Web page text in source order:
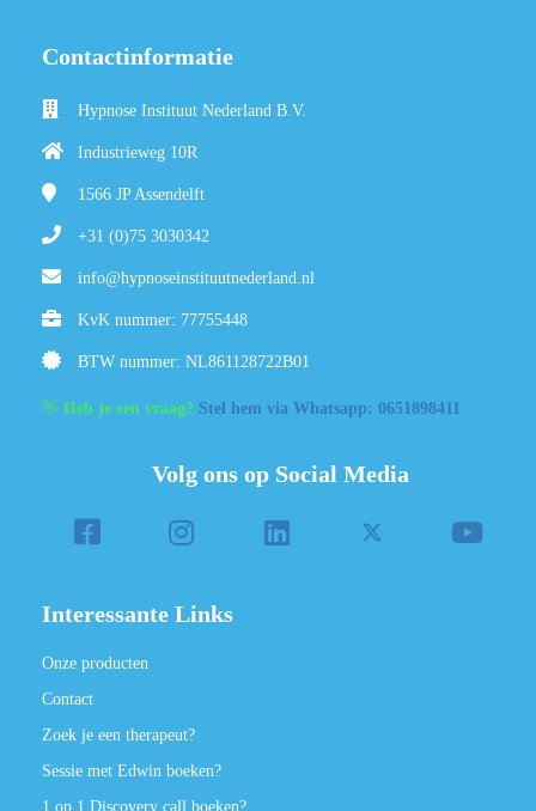
Contactinformatie
Hypnose Instituut Nederland B.V.
Industrieweg 10R
1566 JPAssendelft
+31 (0)75 3030342
info@hypnoseinstituutnederland.nl
KvK nummer: 77755448
BTW nummer: NL861128722B01
👋 Heb je een vraag? Stel hem via Whatsapp: 0651898411
Volg ons op Social Media
Interessante Links
Onze producten
Contact
Zoek je een therapeut?
Sessie met Edwin boeken?
1 op 1 Discovery call boeken?